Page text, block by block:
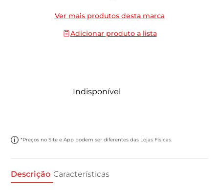
Ver mais produtos desta marca
Adicionar produto a lista
Indisponível
*Preços no Site e App podem ser diferentes das Lojas Físicas.
Descrição Características